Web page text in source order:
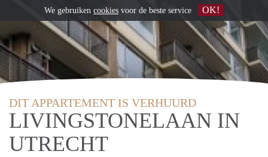
DIT APPARTEMENT IS VERHUURD
LIVINGSTONELAAN IN
UTRECHT
We gebruiken cookies voor de beste service OK!